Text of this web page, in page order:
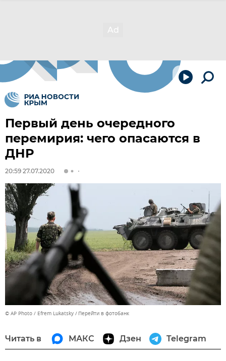
Первый день очередного
перемирия: чего опасаются в
ДНР
20:59 27.07.2020
© AP Photo / Efrem Lukatsky Перейти в фотобанк
Читать в МАКС Дзен Telegram